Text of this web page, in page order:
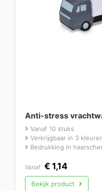
Anti-stress
Vanaf 10 stuks
Verkrijgbaar in 3
Bedrukking in
Vanaf € 1,14
Bekijk product